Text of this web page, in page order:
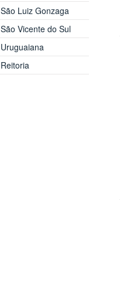
São Luiz Gonzaga
São Vicente do Sul
Uruguaiana
Reitoria